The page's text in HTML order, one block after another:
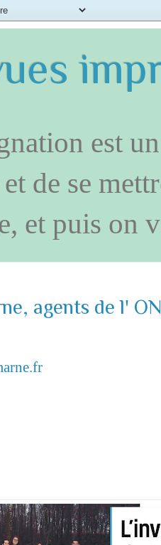
est
de se
et puis
agents de l'